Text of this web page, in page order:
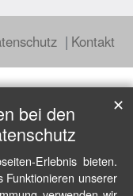
Kontakt
bei den
Erlebnis bieten.
Funktionieren unserer
✕